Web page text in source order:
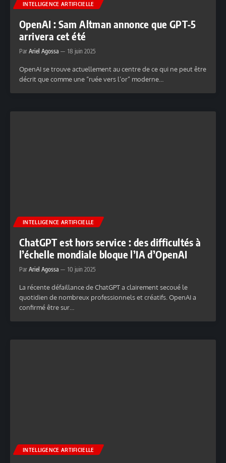
INTELLIGENCE ARTIFICIELLE
OpenAI : Sam Altman annonce que GPT-5
arrivera cet été
Par Ariel Agossa 18 juin 2025
OpenAI se trouve actuellement au centre de ce qui ne peut être
décrit que comme une “ruée vers l’or” moderne…
INTELLIGENCE ARTIFICIELLE
ChatGPT est hors service : des difficultés à
l’échelle mondiale bloque l’IA d’OpenAI
Par Ariel Agossa 10 juin 2025
La récente défaillance de ChatGPT a clairement secoué le
quotidien de nombreux professionnels et créatifs. OpenAI a
confirmé être sur…
INTELLIGENCE ARTIFICIELLE